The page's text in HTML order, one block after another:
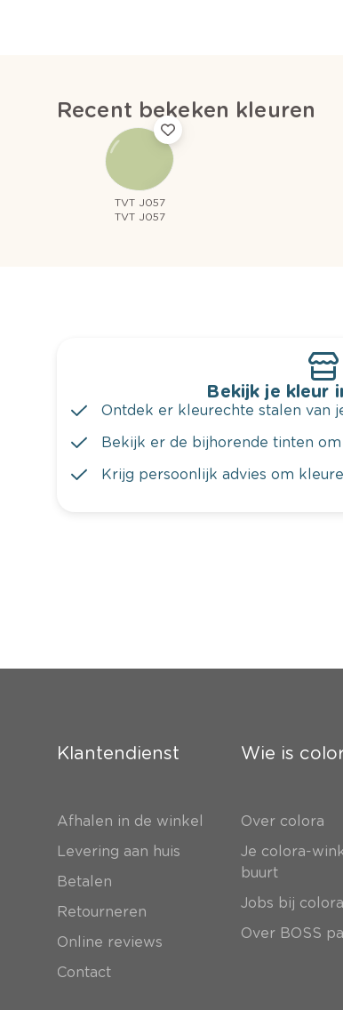
Recent bekeken kleuren
TVT J057
TVT J057
Bekijk je kleur
Ontdek er kleurechte stalen van
Bekijk er de bijhorende tinten
Krijg persoonlijk advies om
Klantendienst
Afhalen in de winkel
Levering aan huis
Betalen
Retourneren
Online reviews
Contact
Wie is
Over colora
Je colora-
buurt
Jobs bij colora
Over BOSS